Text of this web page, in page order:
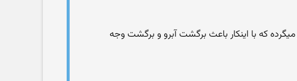
که با اینکار باعث برگشت آبرو و برگشت وجه